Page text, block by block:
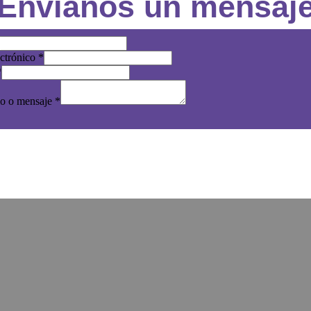
*
o mensaje *